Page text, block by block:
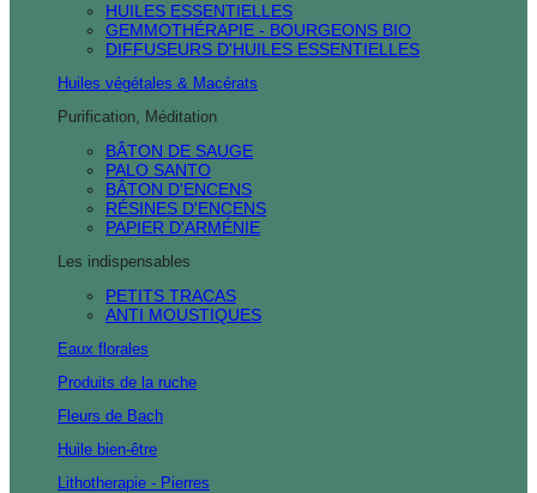
HUILES ESSENTIELLES
GEMMOTHÉRAPIE - BOURGEONS BIO
DIFFUSEURS D'HUILES ESSENTIELLES
Huiles végétales & Macérats
Purification, Méditation
BÂTON DE SAUGE
PALO SANTO
BÂTON D'ENCENS
RÉSINES D'ENCENS
PAPIER D'ARMÉNIE
Les indispensables
PETITS TRACAS
ANTI MOUSTIQUES
Eaux florales
Produits de la ruche
Fleurs de Bach
Huile bien-être
Lithotherapie - Pierres